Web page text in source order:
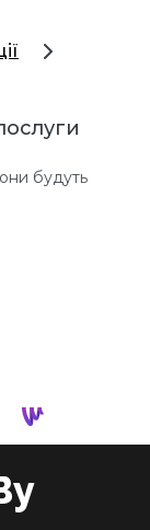
будуть